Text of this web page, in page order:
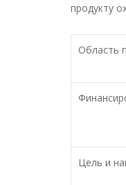
продукту
Область
Цель и